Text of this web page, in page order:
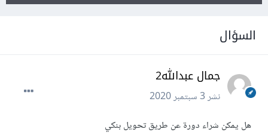
السؤال
جمال عبدالله2
نشر3 سبتمبر 2020
هل يمكن شراء دورة عن طريق تحويل بنكي